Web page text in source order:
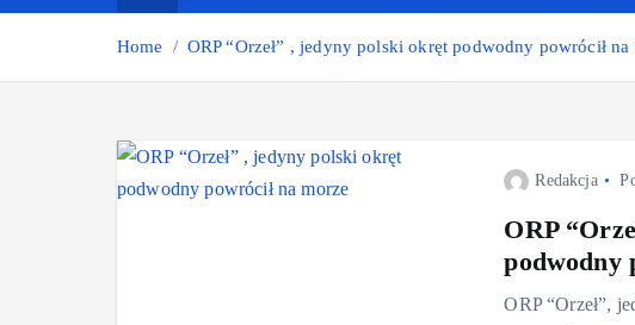
Home ORP “Orzeł” , jedyny polski okręt podwodny powrócił na
Redakcja
ORP
podwodny
ORP “Orzeł”,